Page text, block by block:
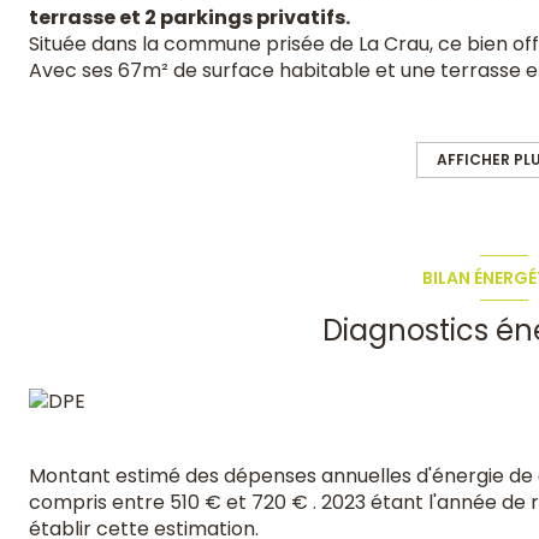
terrasse et 2 parkings privatifs.
Située dans la commune prisée de La Crau, ce bien
Avec ses 67m² de surface habitable et une terrasse
accueille un séjour lumineux et climatisé,
équipée. L'espace de vie est pensé pour offrir
À l'étage, deux chambres accueillantes
Extérieur :
Le bien s'accompagne d'une terrasse de
ensoleillées ou pour organiser des repas conviviaux
Situation :Implantée dans un quartier calme de La
paisible tout en restant à proximité des commodités
En résumé :Ce duplex représente une opportunité
AFFICHER
BILAN
Diagnostics
Montant estimé des dépenses annuelles d'énergie
compris entre 510 € et 720 € . 2023 étant l'année de
établir cette estimation.